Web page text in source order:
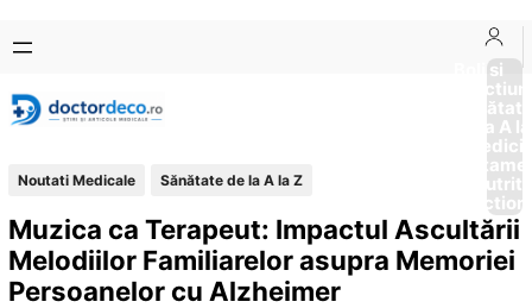
conținut
content
Boli si
Afectiuni
Sănătate
de la A
Noutati Medicale Sănătate de la A la Z
Muzica ca Terapeut: Impactul Ascultării
Melodiilor Familiarelor asupra Memoriei
Persoanelor cu Alzheimer